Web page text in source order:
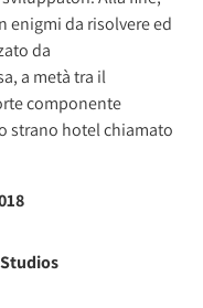
enigmi da risolvere ed
da
a metà tra il
componente
strano hotel chiamato